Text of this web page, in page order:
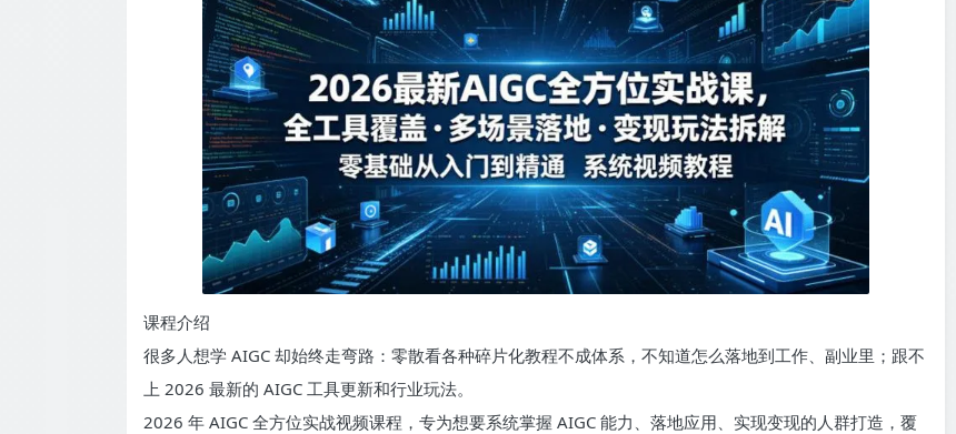
课程介绍
很多人想学 AIGC 却始终走弯路：零散看各种碎片化教程不成体系，不知道怎么落地到工作、副业里；跟不
上 2026 最新的 AIGC 工具更新和行业玩法。
2026 年 AIGC 全方位实战视频课程，专为想要系统掌握 AIGC 能力、落地应用、实现变现的人群打造，覆